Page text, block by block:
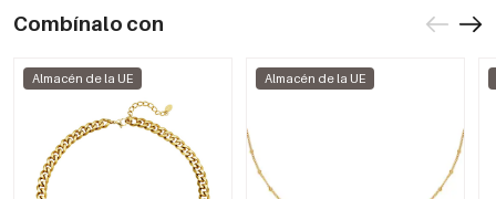
Combínalo con
Almacén de la UE Almacén de la UE